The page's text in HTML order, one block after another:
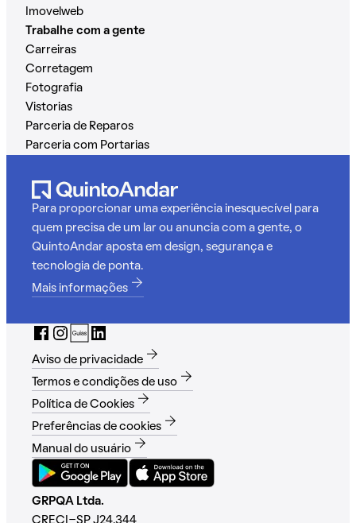
Imovelweb
Trabalhe com a gente
Carreiras
Corretagem
Fotografia
Vistorias
Parceria de Reparos
Parceria com Portarias
Para proporcionar uma experiência inesquecível para
quem precisa de um lar ou anuncia com a gente, o
QuintoAndar aposta em design, segurança e
tecnologia de ponta.
Mais informações
Aviso de privacidade
Termos e condições de uso
Política de Cookies
Preferências de cookies
Manual do usuário
GRPQA Ltda.